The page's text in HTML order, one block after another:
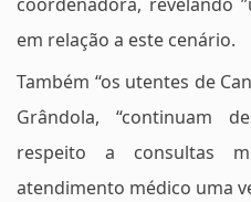
em relação a este cenário.
Também “os utentes de
Grândola, “continuam
respeito a consultas
atendimento médico uma